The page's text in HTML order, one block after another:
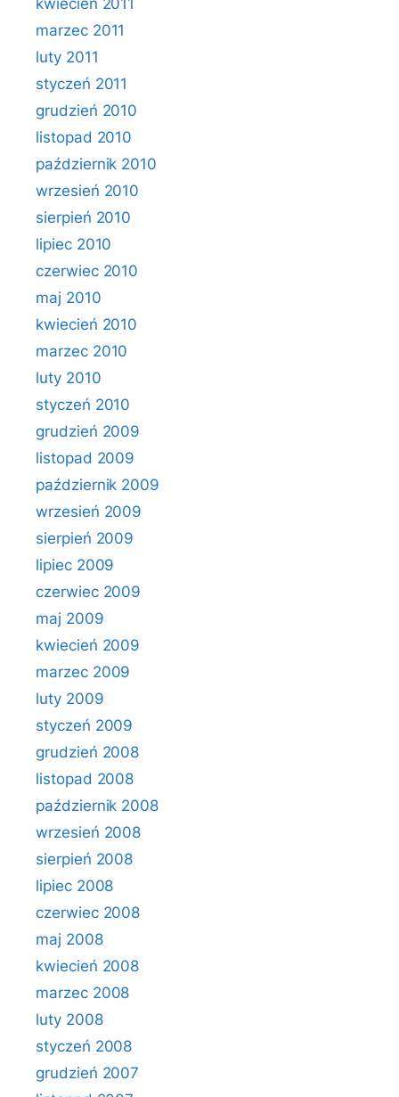
kwiecień 2011
marzec 2011
luty 2011
styczeń 2011
grudzień 2010
listopad 2010
październik 2010
wrzesień 2010
sierpień 2010
lipiec 2010
czerwiec 2010
maj 2010
kwiecień 2010
marzec 2010
luty 2010
styczeń 2010
grudzień 2009
listopad 2009
październik 2009
wrzesień 2009
sierpień 2009
lipiec 2009
czerwiec 2009
maj 2009
kwiecień 2009
marzec 2009
luty 2009
styczeń 2009
grudzień 2008
listopad 2008
październik 2008
wrzesień 2008
sierpień 2008
lipiec 2008
czerwiec 2008
maj 2008
kwiecień 2008
marzec 2008
luty 2008
styczeń 2008
grudzień 2007